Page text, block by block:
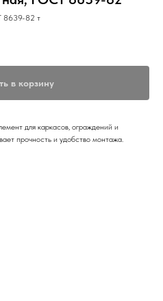
8639-82 т
в корзину
для каркасов, ограждений и
прочность и удобство монтажа.